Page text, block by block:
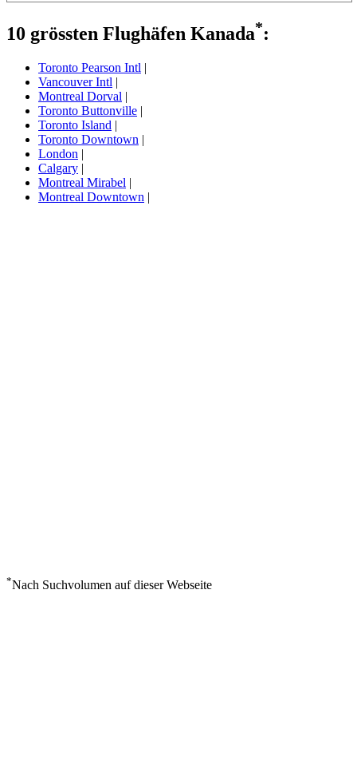
10 grössten Flughäfen Kanada*:
Toronto Pearson Intl |
Vancouver Intl |
Montreal Dorval |
Toronto Buttonville |
Toronto Island |
Toronto Downtown |
London |
Calgary |
Montreal Mirabel |
Montreal Downtown |
*Nach Suchvolumen auf dieser Webseite